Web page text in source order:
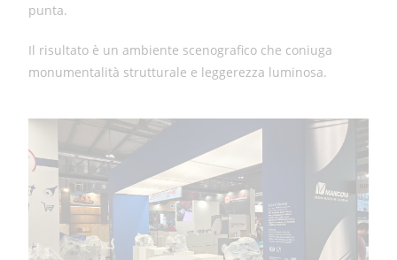
punta.
Il risultato è un ambiente scenografico che coniuga
monumentalità strutturale e leggerezza luminosa.